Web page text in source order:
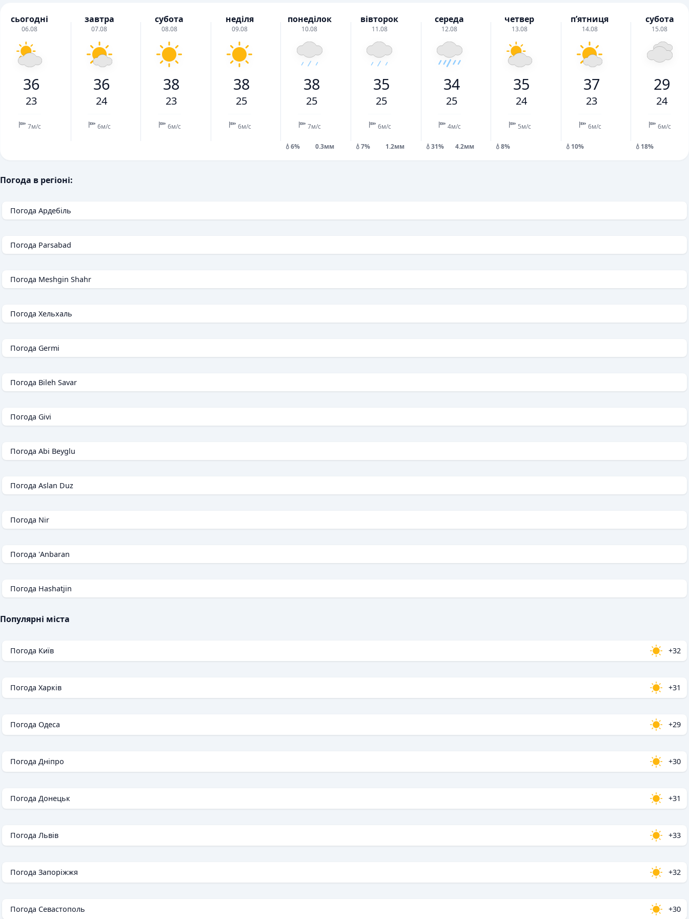
сьогодні
06.08
36
23
7м/с
завтра
07.08
36
24
6м/с
субота
08.08
38
23
6м/с
неділя
09.08
38
25
6м/с
понеділок
10.08
38
25
7м/с
💧6% 0.3мм
вівторок
11.08
35
25
6м/с
💧7% 1.2мм
середа
12.08
34
25
4м/с
💧31% 4.2мм
четвер
13.08
35
24
5м/с
💧8%
пʼятниця
14.08
37
23
6м/с
💧10%
субота
15.08
29
24
6м/с
💧18%
Погода в регіоні:
Погода Ардебіль
Погода Parsabad
Погода Meshgin Shahr
Погода Хельхаль
Погода Germi
Погода Bileh Savar
Погода Givi
Погода Abi Beyglu
Погода Aslan Duz
Погода Nir
Погода 'Anbaran
Погода Hashatjin
Популярні міста
Погода Київ +32
Погода Харків +31
Погода Одеса +29
Погода Дніпро +30
Погода Донецьк +31
Погода Львів +33
Погода Запоріжжя +32
Погода Севастополь +30